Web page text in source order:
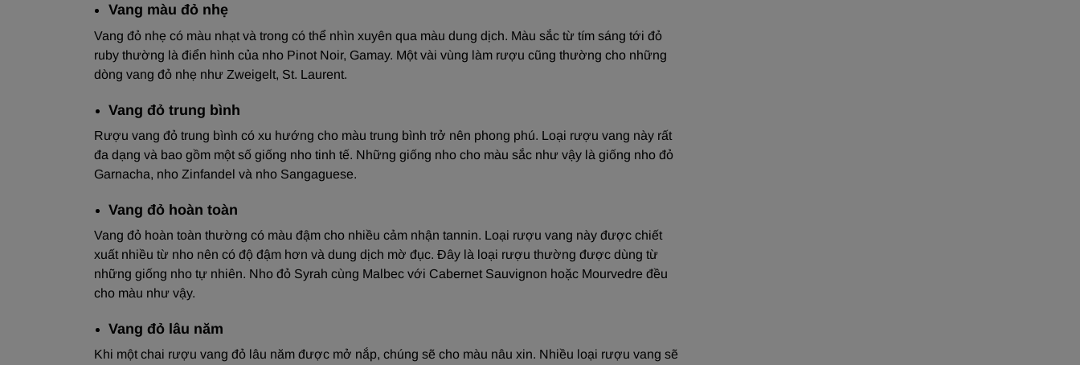
Vang màu đỏ nhẹ
Vang đỏ nhẹ có màu nhạt và trong có thể nhìn xuyên qua màu dung dịch. Màu sắc từ tím sáng tới đỏ
ruby thường là điển hình của nho Pinot Noir, Gamay. Một vài vùng làm rượu cũng thường cho những
dòng vang đỏ nhẹ như Zweigelt, St. Laurent.
Vang đỏ trung bình
Rượu vang đỏ trung bình có xu hướng cho màu trung bình trở nên phong phú. Loại rượu vang này rất
đa dạng và bao gồm một số giống nho tinh tế. Những giống nho cho màu sắc như vậy là giống nho đỏ
Garnacha, nho Zinfandel và nho Sangaguese.
Vang đỏ hoàn toàn
Vang đỏ hoàn toàn thường có màu đậm cho nhiều cảm nhận tannin. Loại rượu vang này được chiết
xuất nhiều từ nho nên có độ đậm hơn và dung dịch mờ đục. Đây là loại rượu thường được dùng từ
những giống nho tự nhiên. Nho đỏ Syrah cùng Malbec với Cabernet Sauvignon hoặc Mourvedre đều
cho màu như vậy.
Vang đỏ lâu năm
Khi một chai rượu vang đỏ lâu năm được mở nắp, chúng sẽ cho màu nâu xin. Nhiều loại rượu vang sẽ